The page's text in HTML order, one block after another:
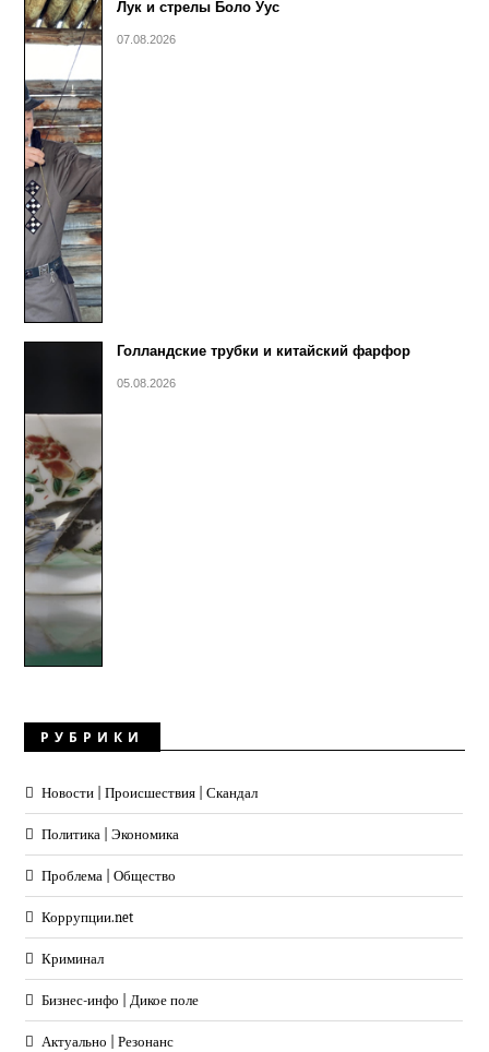
Лук и стрелы Боло Уус
07.08.2026
Голландские трубки и китайский фарфор
05.08.2026
РУБРИКИ
Новости | Происшествия | Скандал
Политика | Экономика
Проблема | Общество
Коррупции.net
Криминал
Бизнес-инфо | Дикое поле
Актуально | Резонанс